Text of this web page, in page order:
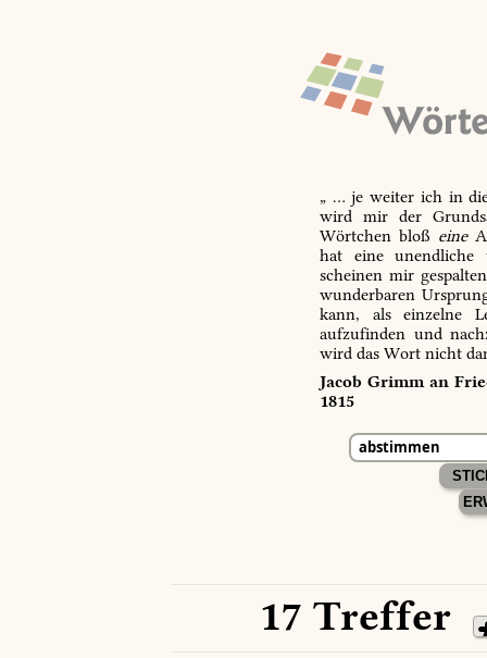
„ … je weiter ich in
wird mir der
Wörtchen bloß eine
hat eine unendliche
scheinen mir
wunderbaren
kann, als einzelne
aufzufinden und
wird das Wort nicht
Jacob Grimm an
1815
17 Treffer